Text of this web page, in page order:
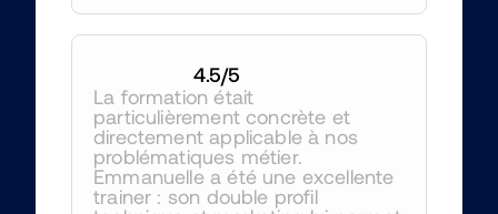
4.5/5
La formation était
particulièrement concrète et
directement applicable à nos
problématiques métier.
Emmanuelle a été une excellente
trainer : son double profil